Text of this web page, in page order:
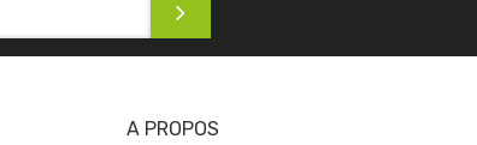
A PROPOS